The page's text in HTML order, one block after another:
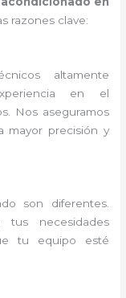
razones clave:
altamente
en el
Nos aseguramos
mayor precisión y
son diferentes.
tus necesidades
tu equipo esté